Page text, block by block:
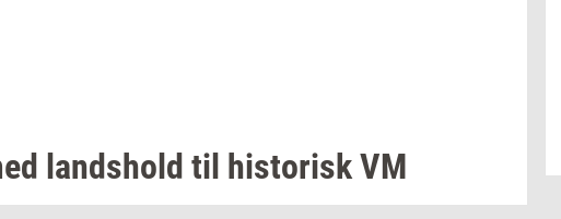
lands­hold til hi­sto­riskVM